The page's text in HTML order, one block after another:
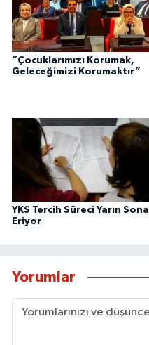
“Çocuklarımızı Korumak,
Geleceğimizi Korumaktır”
YKS Tercih Süreci Yarın Sona
Eriyor
Yorumlar